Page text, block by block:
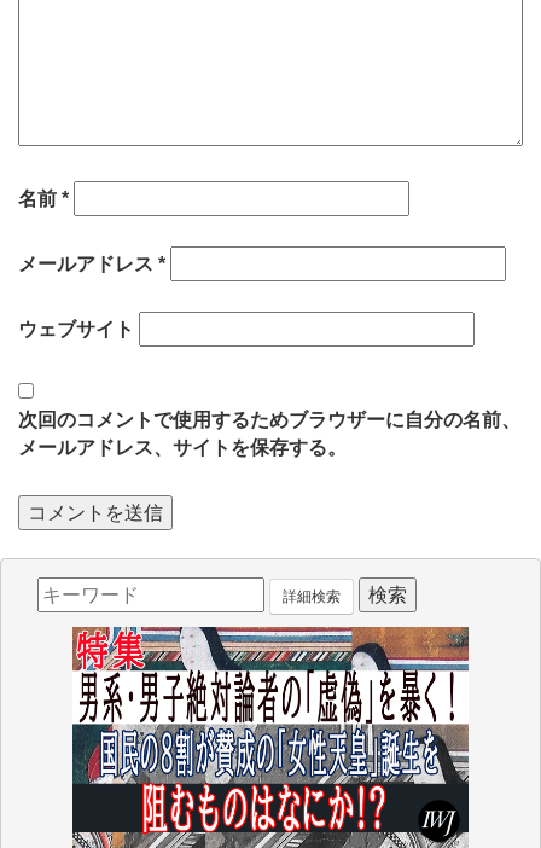
名前 *
メールアドレス *
ウェブサイト
次回のコメントで使用するためブラウザーに自分の名前、
メールアドレス、サイトを保存する。
詳細検索